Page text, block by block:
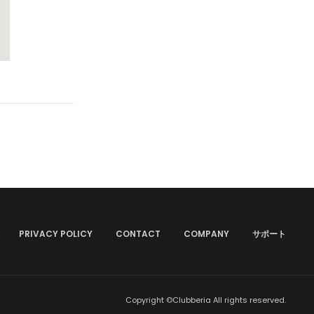
PRIVACY POLICY CONTACT COMPANY サポート
Copyright ©Clubberia All rights reserved.